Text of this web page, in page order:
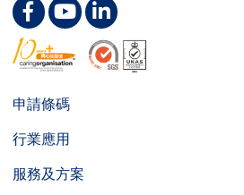
Footer
Site
Menu
申請條碼
GS1條碼
行業應用
食品及餐飲服務
服務及方案